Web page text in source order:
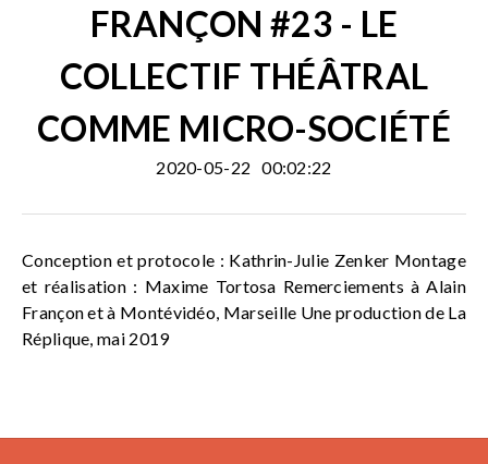
FRANÇON #23 - LE
COLLECTIF THÉÂTRAL
COMME MICRO-SOCIÉTÉ
2020-05-22 00:02:22
Conception et protocole : Kathrin-Julie Zenker Montage
et réalisation : Maxime Tortosa Remerciements à Alain
Françon et à Montévidéo, Marseille Une production de La
Réplique, mai 2019